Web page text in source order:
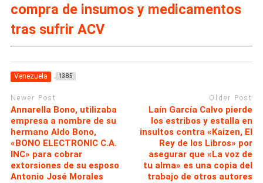
compra de insumos y medicamentos
tras sufrir ACV
Venezuela 1385
Newer Post
Annarella Bono, utilizaba
empresa a nombre de su
hermano Aldo Bono,
«BONO ELECTRONIC C.A.
INC» para cobrar
extorsiones de su esposo
Antonio José Morales
Older Post
Laín García Calvo pierde
los estribos y estalla en
insultos contra «Kaizen, El
Rey de los Libros» por
asegurar que «La voz de
tu alma» es una copia del
trabajo de otros autores